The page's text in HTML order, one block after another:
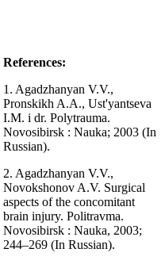
References:
1. Agadzhanyan V.V.,
Pronskikh A.A., Ust'yantseva
I.M. i dr. Polytrauma.
Novosibirsk : Nauka; 2003 (In
Russian).
2. Agadzhanyan V.V.,
Novokshonov A.V. Surgical
aspects of the concomitant
brain injury. Politravma.
Novosibirsk : Nauka, 2003;
244–269 (In Russian).